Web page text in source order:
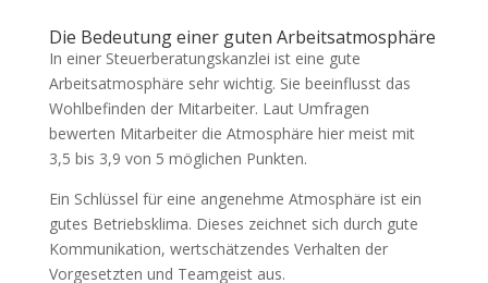
Die Bedeutung einer guten Arbeitsatmosphäre
In einer Steuerberatungskanzlei ist eine gute
Arbeitsatmosphäre sehr wichtig. Sie beeinflusst das
Wohlbefinden der Mitarbeiter. Laut Umfragen
bewerten Mitarbeiter die Atmosphäre hier meist mit
3,5 bis 3,9 von 5 möglichen Punkten.
Ein Schlüssel für eine angenehme Atmosphäre ist ein
gutes Betriebsklima. Dieses zeichnet sich durch gute
Kommunikation, wertschätzendes Verhalten der
Vorgesetzten und Teamgeist aus.